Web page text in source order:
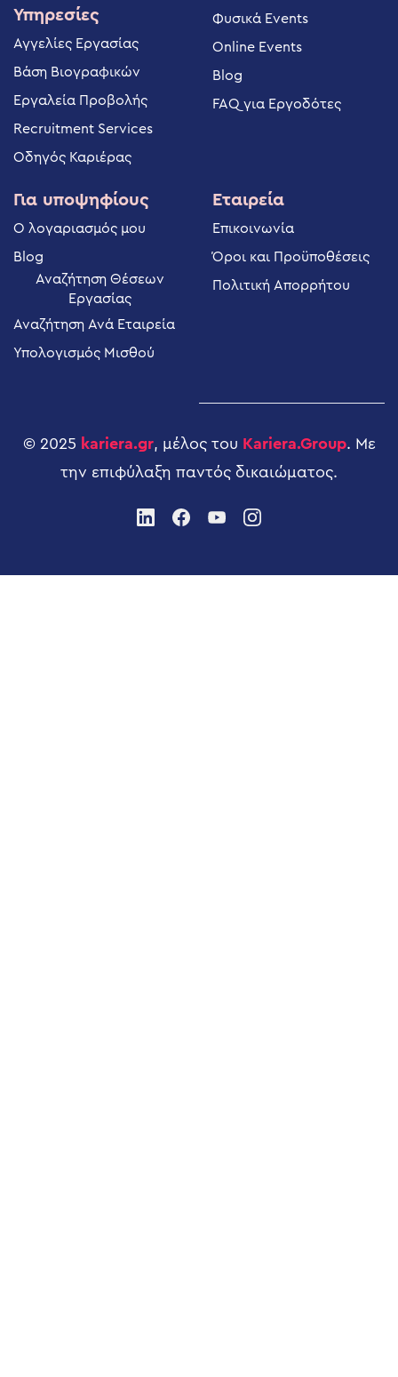
Υπηρεσίες
Αγγελίες Εργασίας
Βάση Βιογραφικών
Εργαλεία Προβολής
Recruitment Services
Οδηγός Καριέρας
Φυσικά Events
Online Events
Blog
FAQ για Εργοδότες
Για υποψηφίους
Ο λογαριασμός μου
Blog
Αναζήτηση Θέσεων
Εργασίας
Αναζήτηση Ανά Εταιρεία
Υπολογισμός Μισθού
Εταιρεία
Επικοινωνία
Όροι και Προϋποθέσεις
Πολιτική Απορρήτου
© 2025 kariera.gr, μέλος του Kariera.Group. Με
την επιφύλαξη παντός δικαιώματος.